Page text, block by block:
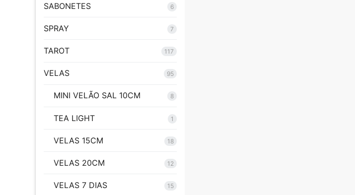
SABONETES 6
SPRAY 7
TAROT 117
VELAS 95
MINI VELÃO SAL 10CM 8
TEA LIGHT 1
VELAS 15CM 18
VELAS 20CM 12
VELAS 7 DIAS 15